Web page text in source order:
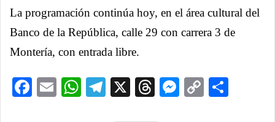
La programación continúa hoy, en el área cultural del
Banco de la República, calle 29 con carrera 3 de
Montería, con entrada libre.
Facebook
EmailWhatsApp
Telegram
X ThreadsCopy